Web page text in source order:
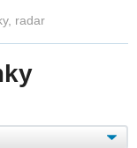
radar